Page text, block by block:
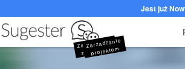
Jest już
Zarzadzanie
zadaniami
Zarzadzanie
projektem